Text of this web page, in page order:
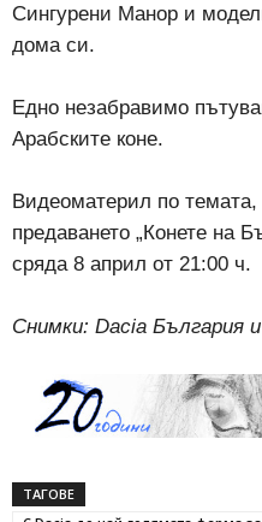
Сингурени Манор и
дома си.
Едно незабравимо
Арабските коне.
Видеоматерил по
предаването „Конете на
сряда 8 април от 21:00 ч.
Снимки: Dacia България
ТАГОВЕ